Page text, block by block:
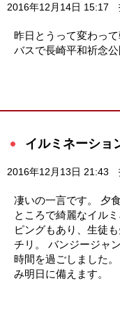
2016年12月14日 15:17
昨日とうって変わっ
バスで長崎平和祈念公
イルミネーショ
2016年12月13日 21:43
凄いの一言です。 夕
ところで綺麗なイル
ピングもあり、生徒
チリ。 バンジージャ
時間を過ごしました
み明日に備えます。